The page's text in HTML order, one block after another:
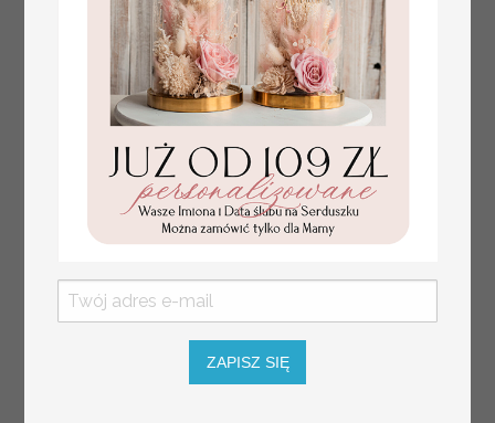
numerki na stół weselny
10 PLN
ZAPISZ SIĘ